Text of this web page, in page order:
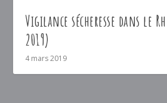
Vigilance sécheresse dans le
2019)
4 mars 2019